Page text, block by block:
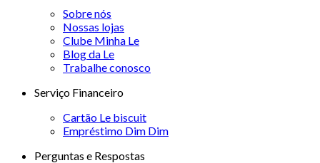
Sobre nós
Nossas lojas
Clube Minha Le
Blog da Le
Trabalhe conosco
Serviço Financeiro
Cartão Le biscuit
Empréstimo Dim Dim
Perguntas e Respostas